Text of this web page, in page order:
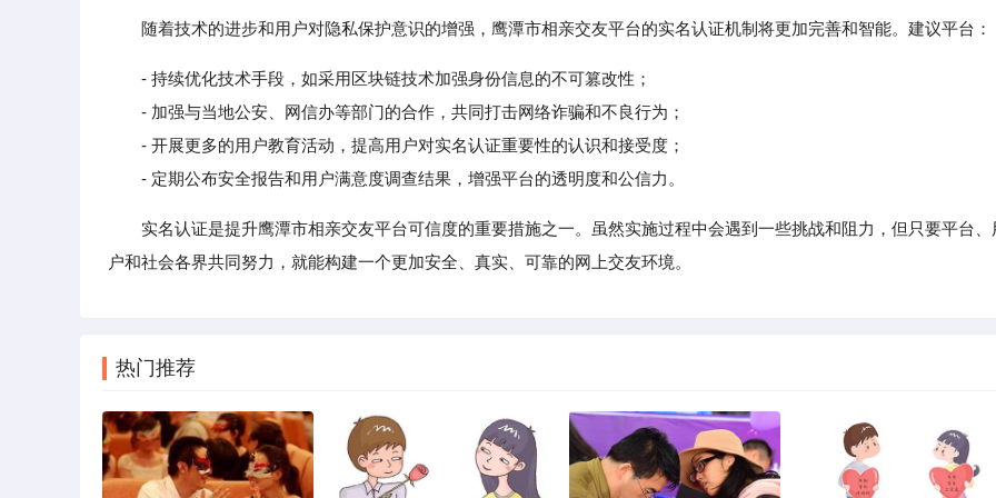
随着技术的进步和用户对隐私保护意识的增强，鹰潭市相亲交友平台的实名认证机制将更加完善和智能。建议平台：
- 持续优化技术手段，如采用区块链技术加强身份信息的不可篡改性；
- 加强与当地公安、网信办等部门的合作，共同打击网络诈骗和不良行为；
- 开展更多的用户教育活动，提高用户对实名认证重要性的认识和接受度；
- 定期公布安全报告和用户满意度调查结果，增强平台的透明度和公信力。
实名认证是提升鹰潭市相亲交友平台可信度的重要措施之一。虽然实施过程中会遇到一些挑战和阻力，但只要平台、
户和社会各界共同努力，就能构建一个更加安全、真实、可靠的网上交友环境。
热门推荐